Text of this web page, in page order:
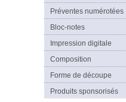
Préventes numérotées
Bloc-notes
Impression digitale
Composition
Forme de découpe
Produits sponsorisés